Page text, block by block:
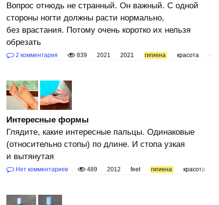
Вопрос отнюдь не странный. Он важный. С одной
стороны ногти должны расти нормально,
без врастания. Потому очень коротко их нельзя
обрезать
2 комментария 839 2021 2021 гигиена красота
Интересные формы
Глядите, какие интересные пальцы. Одинаковые
(относительно стопы) по длине. И стопа узкая
и вытянутая
Нет комментариев 489 2012 feet гигиена красота